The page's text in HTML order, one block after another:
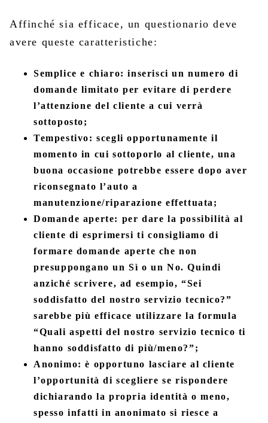
Affinché sia efficace, un questionario deve
avere queste caratteristiche:
Semplice e chiaro: inserisci un numero di
domande limitato per evitare di perdere
l’attenzione del cliente a cui verrà
sottoposto;
Tempestivo: scegli opportunamente il
momento in cui sottoporlo al cliente, una
buona occasione potrebbe essere dopo aver
riconsegnato l’auto a
manutenzione/riparazione effettuata;
Domande aperte: per dare la possibilità al
cliente di esprimersi ti consigliamo di
formare domande aperte che non
presuppongano un Sì o un No. Quindi
anziché scrivere, ad esempio, “Sei
soddisfatto del nostro servizio tecnico?”
sarebbe più efficace utilizzare la formula
“Quali aspetti del nostro servizio tecnico ti
hanno soddisfatto di più/meno?”;
Anonimo: è opportuno lasciare al cliente
l’opportunità di scegliere se rispondere
dichiarando la propria identità o meno,
spesso infatti in anonimato si riesce a